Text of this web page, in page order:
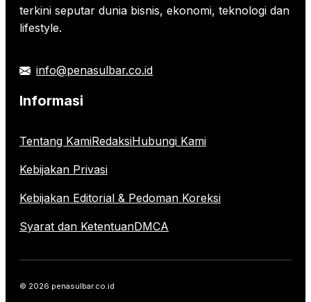
terkini seputar dunia bisnis, ekonomi, teknologi dan
lifestyle.
info@penasulbar.co.id
Informasi
Tentang KamiRedaksiHubungi Kami
Kebijakan Privasi
Kebijakan Editorial & Pedoman Koreksi
Syarat dan KetentuanDMCA
© 2026 penasulbar.co.id